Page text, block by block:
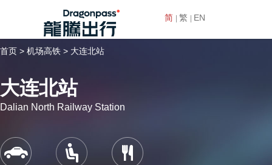
简 繁 EN
首页 > 机场高铁 > 大连北站
大连北站
Dalian North Railway Station